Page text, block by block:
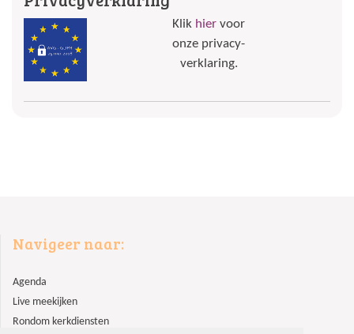
Klik hier voor
onze privacy-
verklaring.
Navigeer naar:
Agenda
Live meekijken
Rondom kerkdiensten